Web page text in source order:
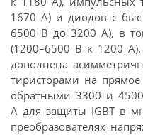
1670 А) и диодов с
6500 В до 3200 А), в
(1200–6500 В к 1200
дополнена
тиристорами на
обратными 3300 и
А для защиты IGBT в
преобразователях